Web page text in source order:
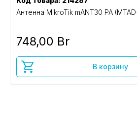
Антенна MikroTik mANT30 PA
748,00 Br
В корзину